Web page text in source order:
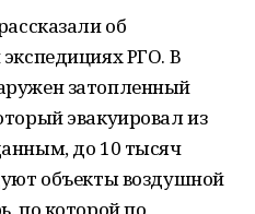
об
РГО. В
затопленный
эвакуировал из
до 10 тысяч
объекты воздушной